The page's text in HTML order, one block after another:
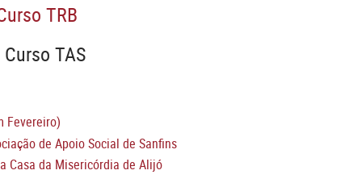
TRB
TAS
Fevereiro)
de Apoio Social de Sanfins
Casa da Misericórdia de Alijó